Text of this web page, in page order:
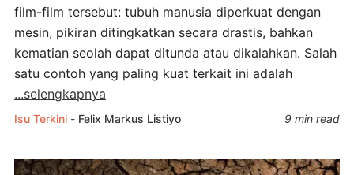
film-film tersebut: tubuh manusia diperkuat dengan
mesin, pikiran ditingkatkan secara drastis, bahkan
kematian seolah dapat ditunda atau dikalahkan. Salah
satu contoh yang paling kuat terkait ini adalah
...selengkapnya
Isu Terkini - Felix Markus Listiyo 9 min read